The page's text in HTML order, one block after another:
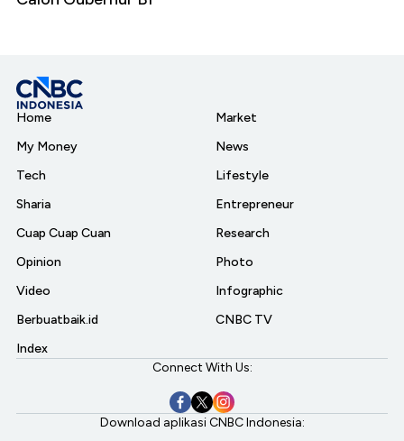
Home
My Money
Tech
Sharia
Cuap Cuap Cuan
Opinion
Video
Berbuatbaik.id
Index
Market
News
Lifestyle
Entrepreneur
Research
Photo
Infographic
CNBC TV
Connect With Us:
Download aplikasi CNBC Indonesia: